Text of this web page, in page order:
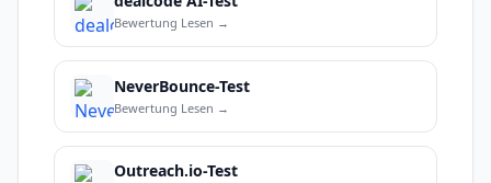
Bewertung Lesen →
NeverBounce-Test
Bewertung Lesen →
Outreach.io-Test